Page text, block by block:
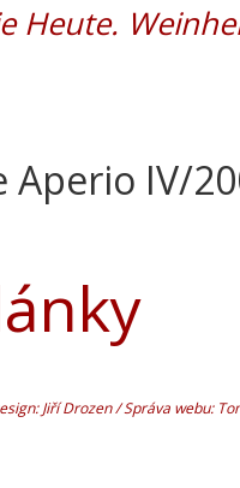
Heute.
Aperio IV/
Jiří Drozen / Správa webu: